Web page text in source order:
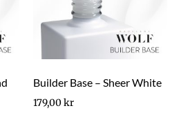
Builder Base – Sheer White
179,00kr